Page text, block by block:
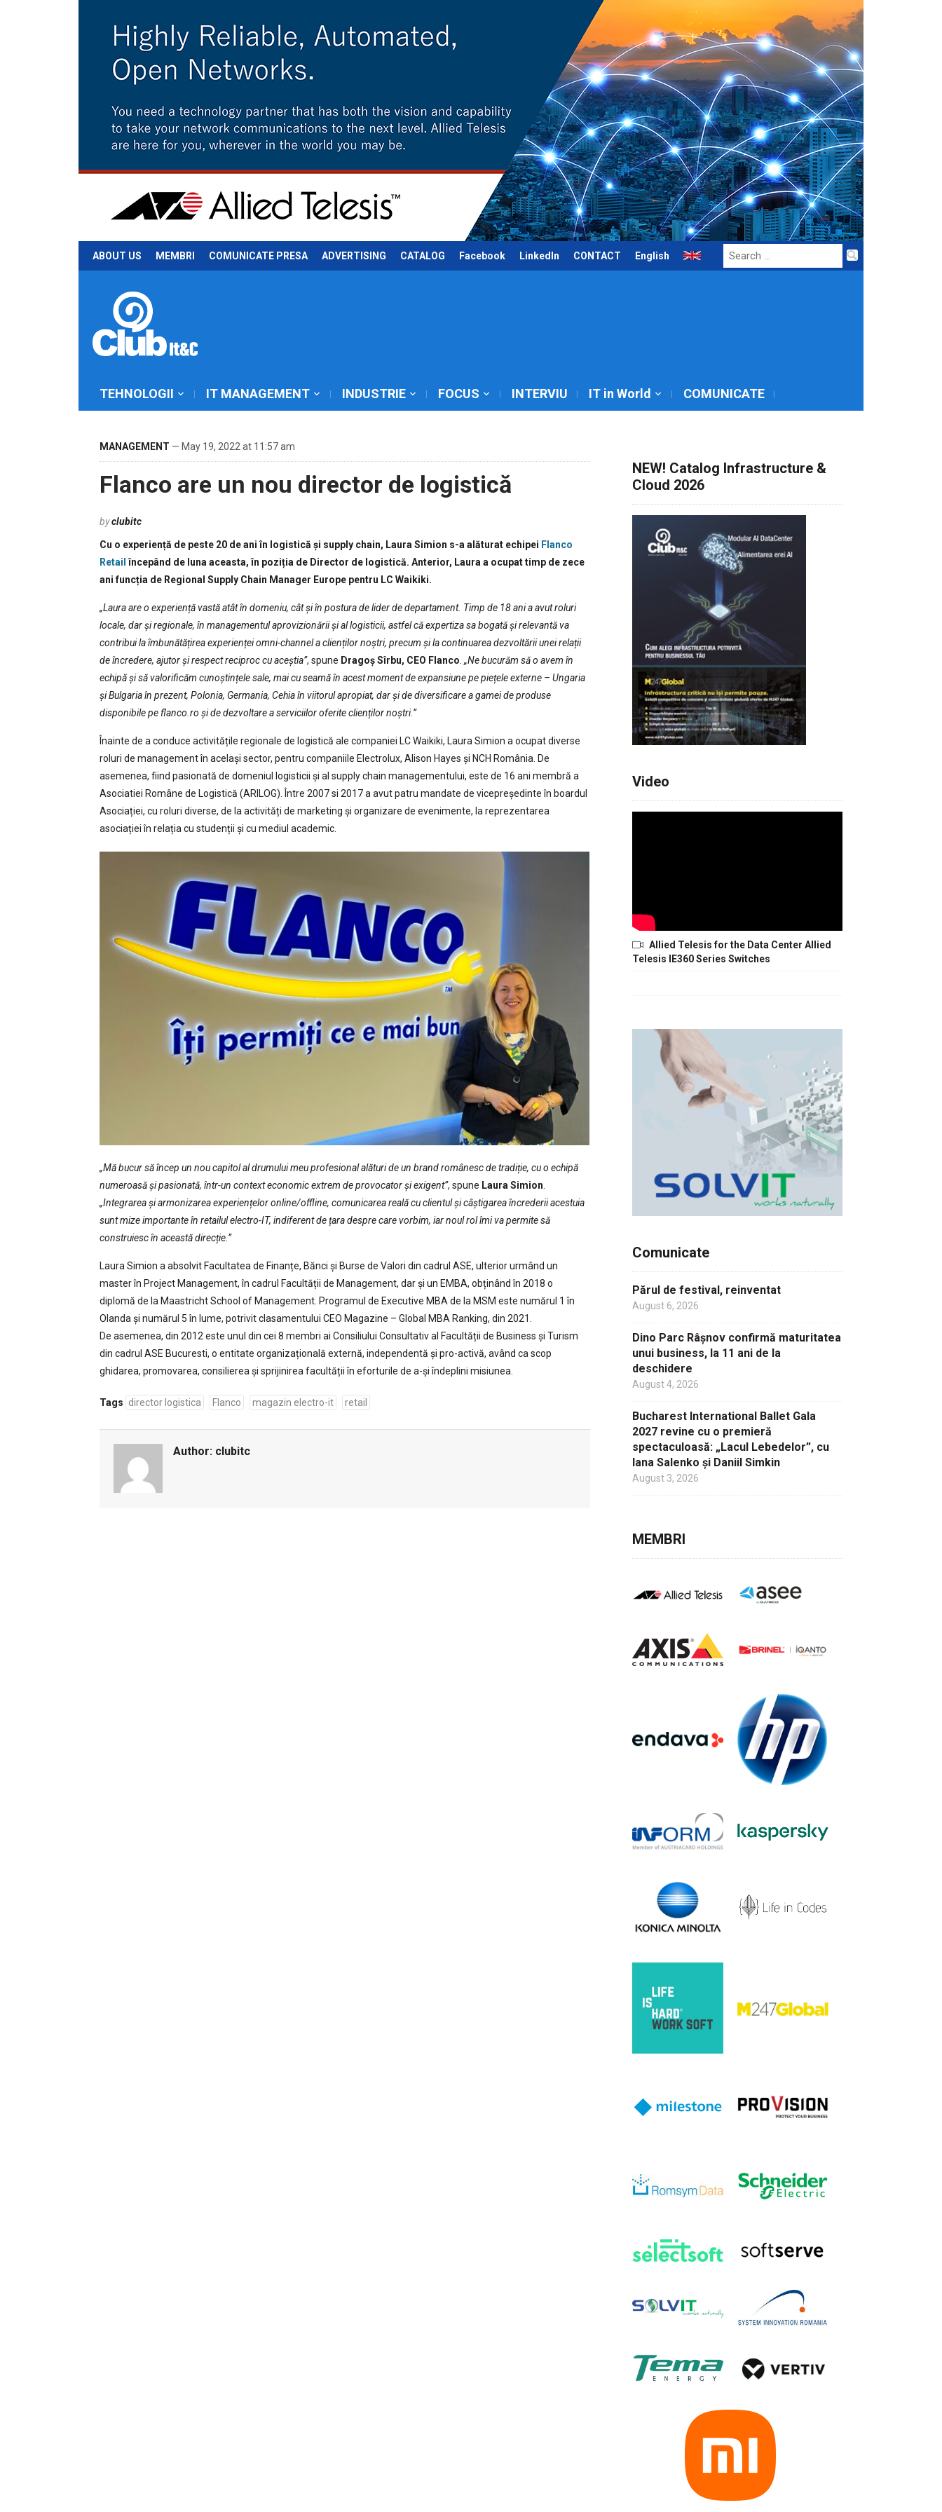
ABOUT US MEMBRI COMUNICATE PRESA ADVERTISING CATALOG Facebook LinkedIn CONTACT English
Search
for:
TEHNOLOGII IT MANAGEMENT INDUSTRIE FOCUS INTERVIU IT in World COMUNICATE
MANAGEMENT — May 19, 2022 at 11:57 am
Flanco are un nou director de logistică
byclubitc
Cu o experiență de peste 20 de ani în logistică și supply chain, Laura Simion s-a alăturat echipei Flanco
Retail începând de luna aceasta, în poziția de Director de logistică. Anterior, Laura a ocupat timp de zece
ani funcția de Regional Supply Chain Manager Europe pentru LC Waikiki.
„Laura are o experiență vastă atât în domeniu, cât și în postura de lider de departament. Timp de 18 ani a avut roluri
locale, dar și regionale, în managementul aprovizionării și al logisticii, astfel că expertiza sa bogată și relevantă va
contribui la îmbunătățirea experienței omni-channel a clienților noștri, precum și la continuarea dezvoltării unei relații
de încredere, ajutor și respect reciproc cu aceștia”, spune Dragoș Sîrbu, CEO Flanco. „Ne bucurăm să o avem în
echipă și să valorificăm cunoștințele sale, mai cu seamă în acest moment de expansiune pe piețele externe – Ungaria
și Bulgaria în prezent, Polonia, Germania, Cehia în viitorul apropiat, dar și de diversificare a gamei de produse
disponibile pe flanco.ro și de dezvoltare a serviciilor oferite clienților noștri.”
Înainte de a conduce activitățile regionale de logistică ale companiei LC Waikiki, Laura Simion a ocupat diverse
roluri de management în același sector, pentru companiile Electrolux, Alison Hayes și NCH România. De
asemenea, fiind pasionată de domeniul logisticii și al supply chain managementului, este de 16 ani membră a
Asociatiei Române de Logistică (ARILOG). Între 2007 si 2017 a avut patru mandate de vicepreședinte în boardul
Asociației, cu roluri diverse, de la activități de marketing și organizare de evenimente, la reprezentarea
asociației în relația cu studenții și cu mediul academic.
„Mă bucur să încep un nou capitol al drumului meu profesional alături de un brand românesc de tradiție, cu o echipă
numeroasă și pasionată, într-un context economic extrem de provocator și exigent”, spune Laura Simion
„Integrarea și armonizarea experiențelor online/offline, comunicarea reală cu clientul și câștigarea încrederii acestuia
sunt mize importante în retailul electro-IT, indiferent de țara despre care vorbim, iar noul rol îmi va permite să
construiesc în această direcție.”
Laura Simion a absolvit Facultatea de Finanțe, Bănci și Burse de Valori din cadrul ASE, ulterior urmând un
master în Project Management, în cadrul Facultății de Management, dar și un EMBA, obținând în 2018 o
diplomă de la Maastricht School of Management. Programul de Executive MBA de la MSM este numărul 1 în
Olanda și numărul 5 în lume, potrivit clasamentului CEO Magazine – Global MBA Ranking, din 2021.
De asemenea, din 2012 este unul din cei 8 membri ai Consiliului Consultativ al Facultății de Business și Turism
din cadrul ASE Bucuresti, o entitate organizațională externă, independentă și pro-activă, având ca scop
ghidarea, promovarea, consilierea și sprijinirea facultății în eforturile de a-și îndeplini misiunea.
Tags director logistica Flanco magazin electro-it retail
Author: clubitc
NEW! Catalog Infrastructure &
Cloud 2026
Video
Allied Telesis for the Data Center Allied
Telesis IE360 Series Switches
Comunicate
Părul de festival, reinventat
August 6, 2026
Dino Parc Râșnov confirmă maturitatea
unui business, la 11 ani de la
deschidere
August 4, 2026
Bucharest International Ballet Gala
2027 revine cu o premieră
spectaculoasă: „Lacul Lebedelor”, cu
Iana Salenko și Daniil Simkin
August 3, 2026
MEMBRI